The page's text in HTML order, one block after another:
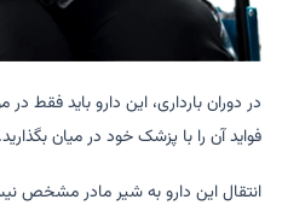
در دوران بارداری، این دارو باید
فواید آن را با پزشک خود در میان بگذارید.
انتقال این دارو به شیر مادر مشخص